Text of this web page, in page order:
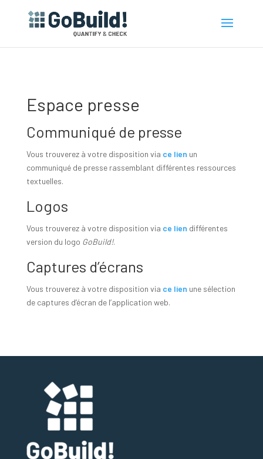
Espace presse
Communiqué de presse
Vous trouverez à votre disposition via ce lien un
communiqué de presse rassemblant différentes ressources
textuelles.
Logos
Vous trouverez à votre disposition via ce lien différentes
version du logo GoBuild!.
Captures d’écrans
Vous trouverez à votre disposition via ce lien une sélection
de captures d’écran de l’application web.